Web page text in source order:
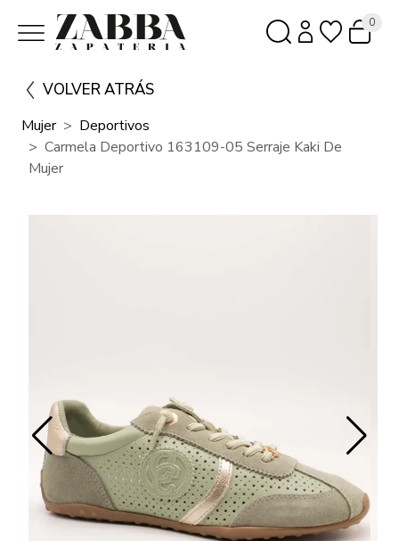
0
VOLVER ATRÁS
Mujer
Deportivos
Carmela Deportivo 163109-05 Serraje Kaki De
Mujer